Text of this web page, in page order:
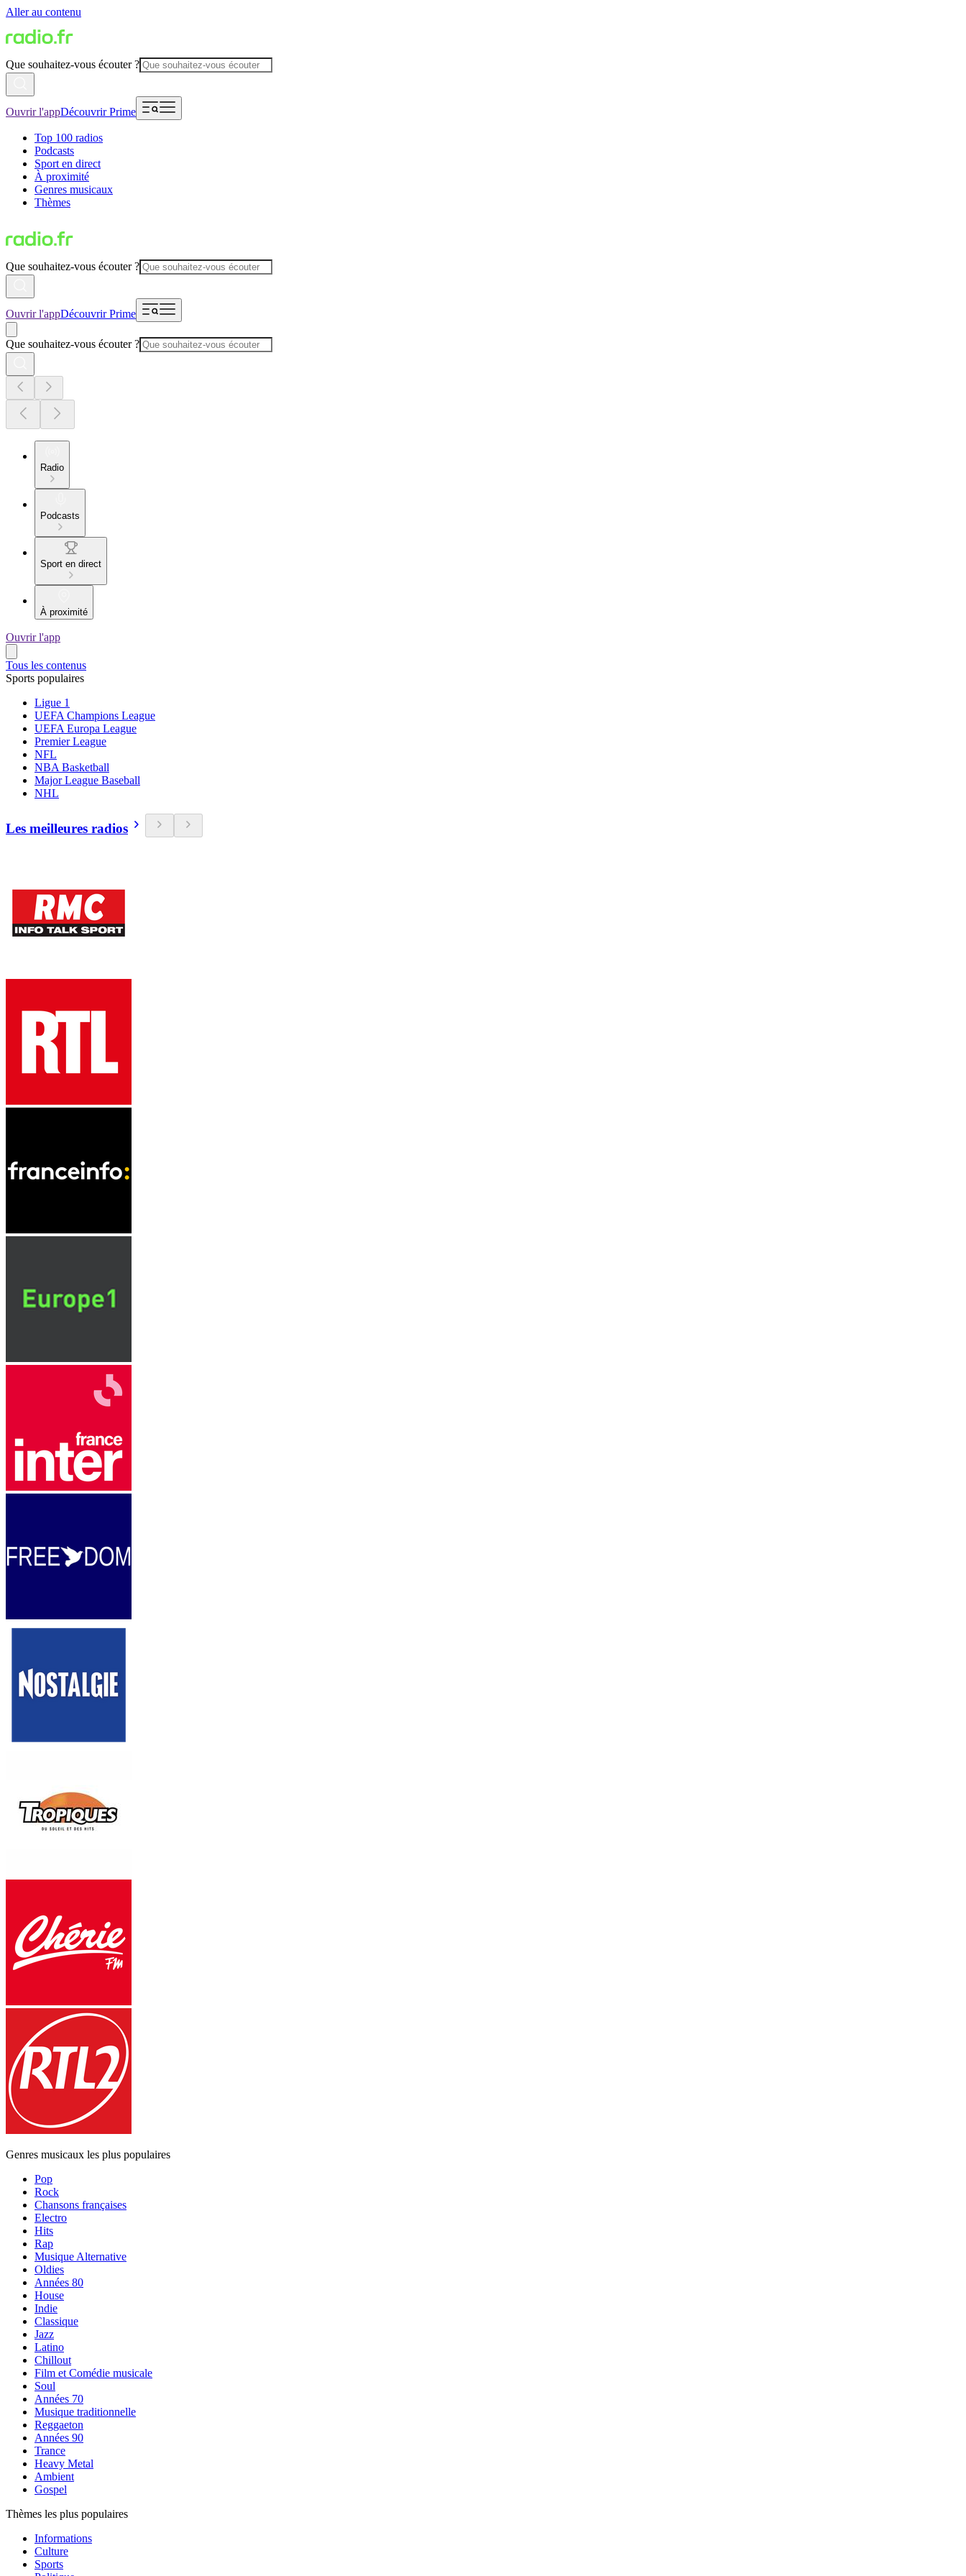
Aller au contenu
Que souhaitez-vous écouter ?
Ouvrir l'appDécouvrir Prime
Top 100 radios
Podcasts
Sport en direct
À proximité
Genres musicaux
Thèmes
Que souhaitez-vous écouter ?
Ouvrir l'appDécouvrir Prime
Que souhaitez-vous écouter ?
Radio
Podcasts
Sport en direct
À proximité
Ouvrir l'app
Tous les contenus
Sports populaires
Ligue 1
UEFA Champions League
UEFA Europa League
Premier League
NFL
NBA Basketball
Major League Baseball
NHL
Les meilleures radios
Genres musicaux les plus populaires
Pop
Rock
Chansons françaises
Electro
Hits
Rap
Musique Alternative
Oldies
Années 80
House
Indie
Classique
Jazz
Latino
Chillout
Film et Comédie musicale
Soul
Années 70
Musique traditionnelle
Reggaeton
Années 90
Trance
Heavy Metal
Ambient
Gospel
Thèmes les plus populaires
Informations
Culture
Sports